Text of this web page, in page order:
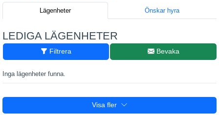
Lägenheter Önskar hyra
LEDIGA LÄGENHETER
Filtrera Bevaka
Inga lägenheter funna.
Visa fler